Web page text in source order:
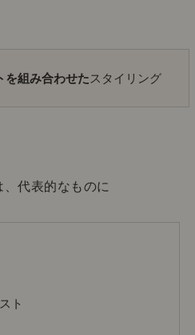
を組み合わせたスタイリング
代表的なものに
ト